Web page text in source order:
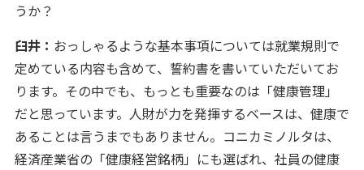
うか？
臼井： おっしゃるような基本事項については就業規則で
定めている内容も含めて、誓約書を書いていただいてお
ります。その中でも、もっとも重要なのは「健康管理」
だと思っています。人財が力を発揮するベースは、健康で
あることは言うまでもありません。コニカミノルタは、
経済産業省の「健康経営銘柄」にも選ばれ、社員の健康